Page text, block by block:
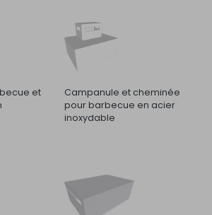
et
Campanule et cheminée
pour barbecue en acier
inoxydable